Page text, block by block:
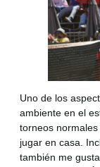
Uno de los
ambiente en el
torneos
jugar en casa.
también me